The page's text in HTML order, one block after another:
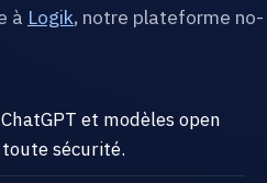
à Logik, notre plateforme no-
et modèles open
toute sécurité.